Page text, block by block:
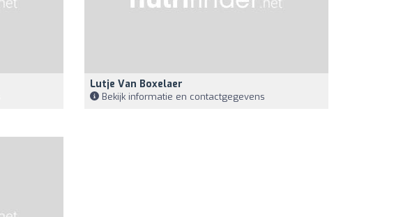
Lutje Van Boxelaer
Bekijk informatie en contactgegevens